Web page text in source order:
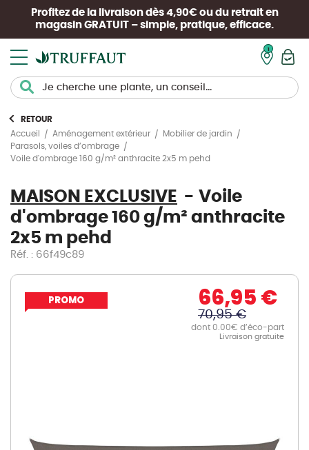
Profitez de la livraison dès 4,90€ ou du retrait en
magasin GRATUIT – simple, pratique, efficace.
RETOUR
Accueil
Aménagement extérieur
Mobilier de jardin
Parasols, voiles d’ombrage
Voile d'ombrage 160 g/m² anthracite 2x5 m pehd
MAISON EXCLUSIVE
Voile
d'ombrage 160 g/m² anthracite
2x5 m pehd
Réf. : 66f49c89
PROMO 66,95 €
70,95 €
dont 0.00€ d’éco-part
Livraison gratuite